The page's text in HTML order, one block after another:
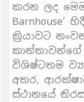
කරන ලද මෙම
ක්‍රියාවට
විශිෂ්ටතම
අතර,
ස්ථානයේ